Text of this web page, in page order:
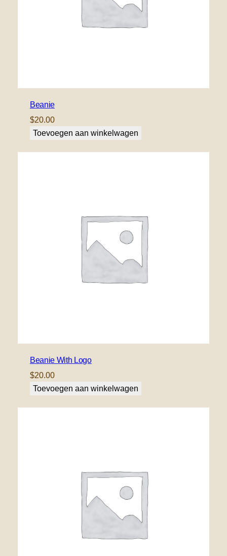
Beanie
$20.00
Toevoegen aan winkelwagen
Beanie With Logo
$20.00
Toevoegen aan winkelwagen